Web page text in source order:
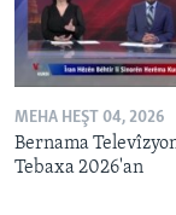
MEHA HEŞT 04, 2026
Bernama
Tebaxa 2026'an